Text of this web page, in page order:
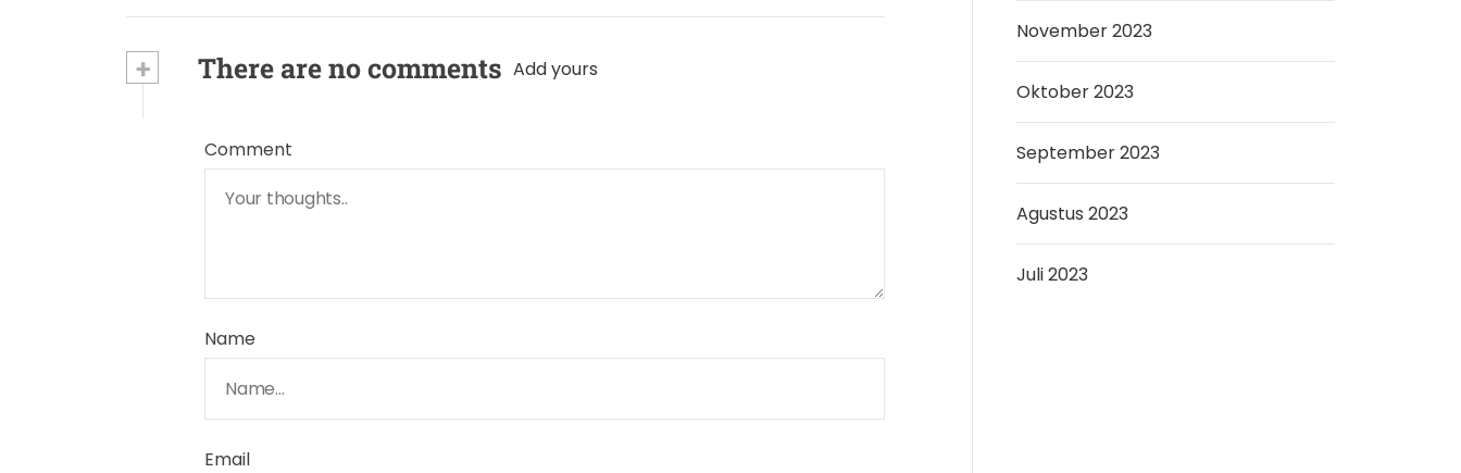
+ There are no comments Add yours
Comment
Name
Email
November 2023
Oktober 2023
September 2023
Agustus 2023
Juli 2023